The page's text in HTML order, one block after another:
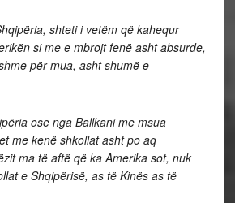
shteti i vetëm që kahequr
si me e mbrojt fenë asht absurde,
për mua, asht shumë e
ose nga Ballkani me msua
me kenë shkollat asht po aq
ma të aftë që ka Amerika sot, nuk
e Shqipërisë, as të Kinës as të